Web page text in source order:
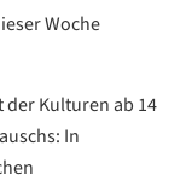
Woche
der Kulturen ab 14
In